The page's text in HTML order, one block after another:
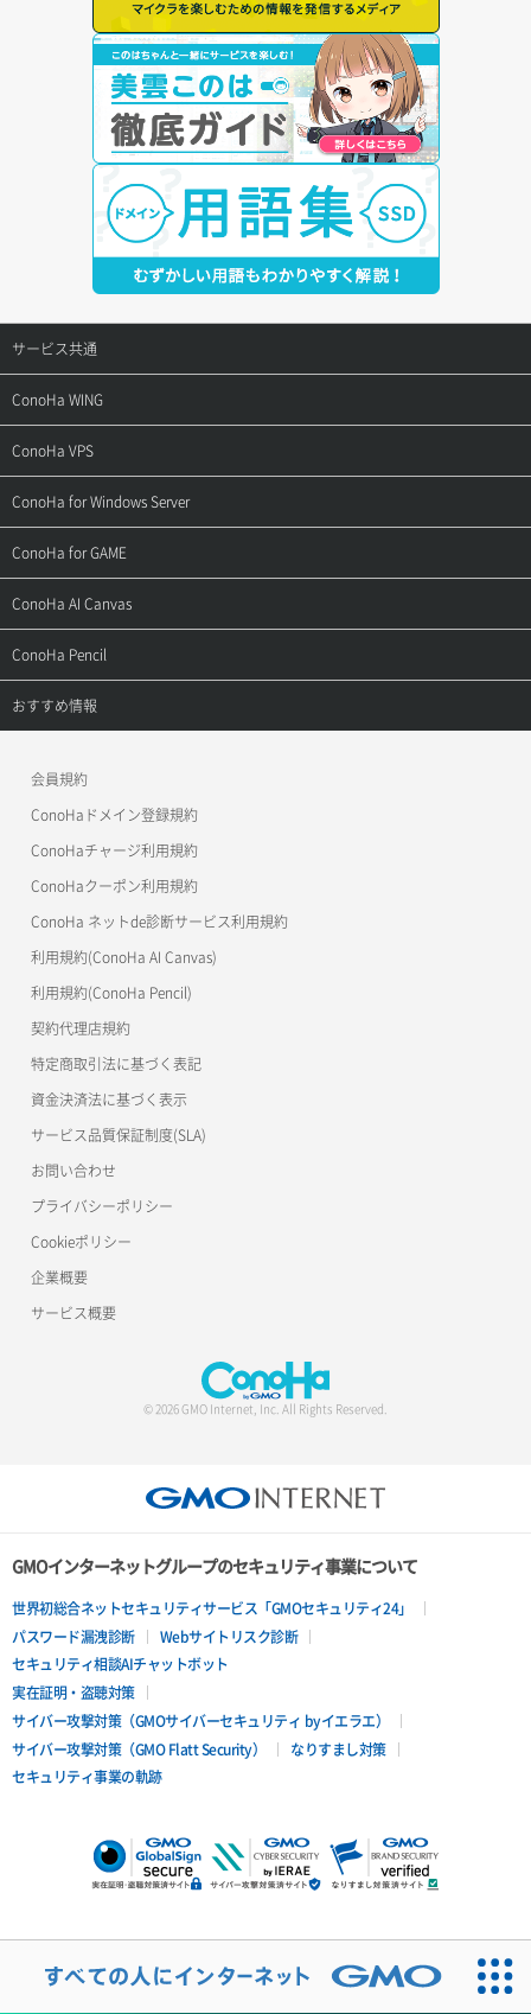
サービス共通
サポートトップ
ご契約・お支払い
用語集
お問い合わせ
ConoHa WING
サポートトップ
ご利用ガイド
お乗り換えガイド
よくある質問
ConoHa VPS
サポートトップ
ご利用ガイド
APIドキュメントVPS2.0
APIドキュメントVPS3.0
ConoHa for Windows Server
サポートトップ
ご利用ガイド
APIドキュメントVPS2.0
APIドキュメントVPS3.0
ConoHa for GAME
サポートトップ
ご利用ガイド
ConoHa AI Canvas
サポートトップ
ご利用ガイド
ConoHa Pencil
サポートトップ
おすすめ情報
美雲このは徹底ガイド
会員規約
ConoHaドメイン登録規約
ConoHaチャージ利用規約
ConoHaクーポン利用規約
ConoHa ネットde診断サービス利用規約
利用規約(ConoHa AI Canvas)
利用規約(ConoHa Pencil)
契約代理店規約
特定商取引法に基づく表記
資金決済法に基づく表示
サービス品質保証制度(SLA)
お問い合わせ
プライバシーポリシー
Cookieポリシー
企業概要
サービス概要
© 2026 GMO Internet, Inc. All Rights Reserved.
GMOインターネットグループのセキュリティ事業について
世界初総合ネットセキュリティサービス「GMOセキュリティ24」
パスワード漏洩診断
Webサイトリスク診断
セキュリティ相談AIチャットボット
実在証明・盗聴対策
サイバー攻撃対策（GMOサイバーセキュリティ byイエラエ）
サイバー攻撃対策（GMO Flatt Security）
なりすまし対策
セキュリティ事業の軌跡